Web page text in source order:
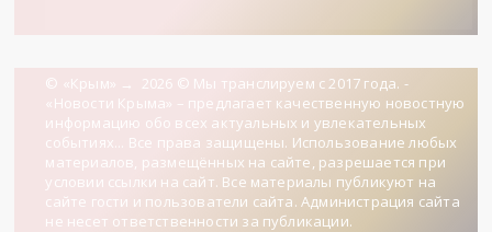
© «Крым» → 2026 © Мы транслируем с 2017 года. -
«Новости Крыма» – предлагает качественную новостную
информацию обо всех актуальных и увлекательных
событиях... Все права защищены. Использование любых
материалов, размещённых на сайте, разрешается при
условии ссылки на сайт. Все материалы публикуют на
сайте гости и пользователи сайта. Администрация сайта
не несет ответственности за публикации.